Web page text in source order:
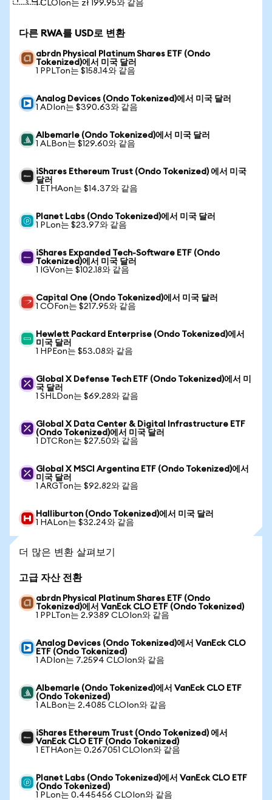
1 CLOIon는 zł 199.95와 같음
다른 RWA를 USD로 변환
abrdn Physical Platinum Shares ETF (Ondo
Tokenized)에서 미국 달러
1 PPLTon는 $158.14와 같음
Analog Devices (Ondo Tokenized)에서 미국 달러
1 ADIon는 $390.63와 같음
Albemarle (Ondo Tokenized)에서 미국 달러
1 ALBon는 $129.60와 같음
iShares Ethereum Trust (Ondo Tokenized) 에서 미국
달러
1 ETHAon는 $14.37와 같음
Planet Labs (Ondo Tokenized)에서 미국 달러
1 PLon는 $23.97와 같음
iShares Expanded Tech-Software ETF (Ondo
Tokenized)에서 미국 달러
1 IGVon는 $102.18와 같음
Capital One (Ondo Tokenized)에서 미국 달러
1 COFon는 $217.95와 같음
Hewlett Packard Enterprise (Ondo Tokenized)에서
미국 달러
1 HPEon는 $53.08와 같음
Global X Defense Tech ETF (Ondo Tokenized)에서 미
국 달러
1 SHLDon는 $69.28와 같음
Global X Data Center & Digital Infrastructure ETF
(Ondo Tokenized)에서 미국 달러
1 DTCRon는 $27.50와 같음
Global X MSCI Argentina ETF (Ondo Tokenized)에서
미국 달러
1 ARGTon는 $92.82와 같음
Halliburton (Ondo Tokenized)에서 미국 달러
1 HALon는 $32.24와 같음
더 많은 변환 살펴보기
고급 자산 전환
abrdn Physical Platinum Shares ETF (Ondo
Tokenized)에서 VanEck CLO ETF (Ondo Tokenized)
1 PPLTon는 2.9389 CLOIon와 같음
Analog Devices (Ondo Tokenized)에서 VanEck CLO
ETF (Ondo Tokenized)
1 ADIon는 7.2594 CLOIon와 같음
Albemarle (Ondo Tokenized)에서 VanEck CLO ETF
(Ondo Tokenized)
1 ALBon는 2.4085 CLOIon와 같음
iShares Ethereum Trust (Ondo Tokenized) 에서
VanEck CLO ETF (Ondo Tokenized)
1 ETHAon는 0.267051 CLOIon와 같음
Planet Labs (Ondo Tokenized)에서 VanEck CLO ETF
(Ondo Tokenized)
1 PLon는 0.445456 CLOIon와 같음